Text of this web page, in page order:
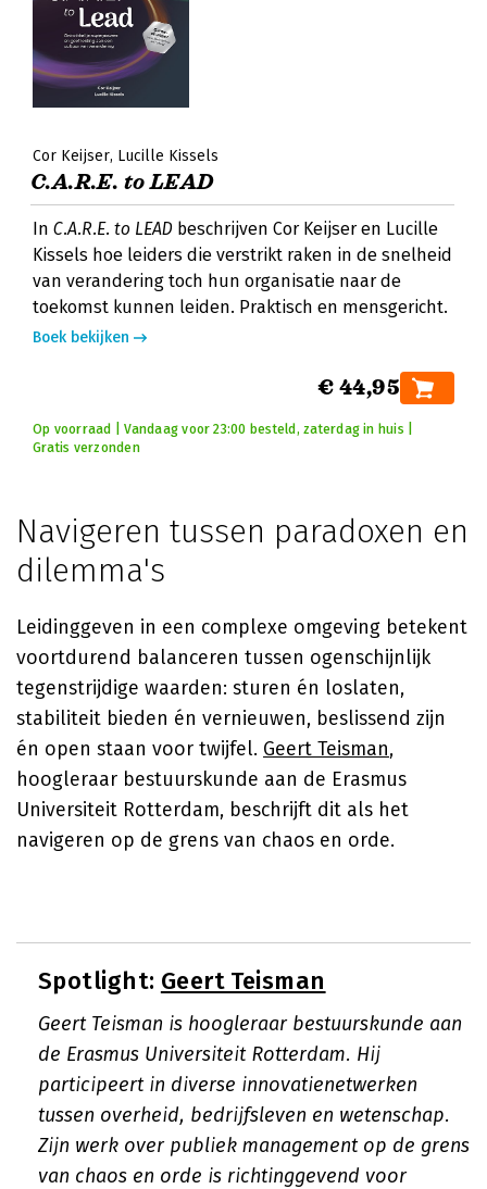
Cor Keijser Lucille Kissels
C.A.R.E. to LEAD
In C.A.R.E. to LEAD beschrijven Cor Keijser en Lucille
Kissels hoe leiders die verstrikt raken in de snelheid
van verandering toch hun organisatie naar de
toekomst kunnen leiden. Praktisch en mensgericht.
Boek bekijken
€ 44,95
Op voorraad | Vandaag voor 23:00 besteld, zaterdag in huis |
Gratis verzonden
Navigeren tussen paradoxen en
dilemma's
Leidinggeven in een complexe omgeving betekent
voortdurend balanceren tussen ogenschijnlijk
tegenstrijdige waarden: sturen én loslaten,
stabiliteit bieden én vernieuwen, beslissend zijn
én open staan voor twijfel. Geert Teisman,
hoogleraar bestuurskunde aan de Erasmus
Universiteit Rotterdam, beschrijft dit als het
navigeren op de grens van chaos en orde.
Spotlight: Geert Teisman
Geert Teisman is hoogleraar bestuurskunde aan
de Erasmus Universiteit Rotterdam. Hij
participeert in diverse innovatienetwerken
tussen overheid, bedrijfsleven en wetenschap.
Zijn werk over publiek management op de grens
van chaos en orde is richtinggevend voor